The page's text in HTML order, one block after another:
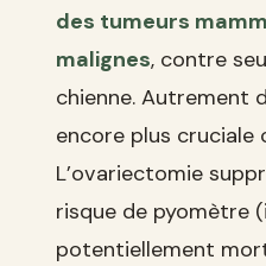
des tumeurs
malignes, contre
chienne. Autrement
encore plus cruciale
L’ovariectomie
risque de pyomètre
potentiellement